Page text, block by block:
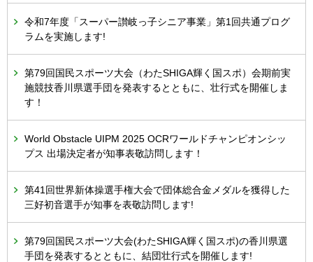
令和7年度「スーパー讃岐っ子シニア事業」第1回共通プログ
ラムを実施します!
第79回国民スポーツ大会（わたSHIGA輝く国スポ）会期前実
施競技香川県選手団を発表するとともに、壮行式を開催しま
す！
World Obstacle UIPM 2025 OCRワールドチャンピオンシッ
プス 出場決定者が知事表敬訪問します！
第41回世界新体操選手権大会で団体総合金メダルを獲得した
三好初音選手が知事を表敬訪問します!
第79回国民スポーツ大会(わたSHIGA輝く国スポ)の香川県選
手団を発表するとともに、結団壮行式を開催します!